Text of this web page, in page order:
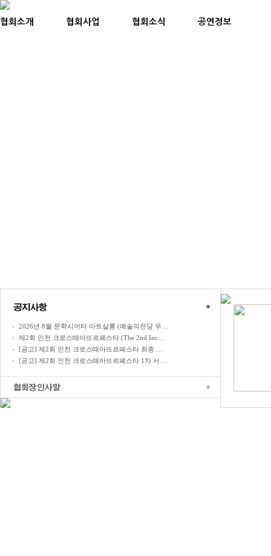
협회소개 협회사업 협회소식 공연정보
2026년 8월 문학시어터 아트살롱 (예술의전당 우…
제2회 인천 크로스떼아뜨르페스타 (The 2nd Inc…
[공고] 제2회 인천 크로스떼아뜨르페스타 최종 …
[공고] 제2회 인천 크로스떼아뜨르페스타 1차 서…